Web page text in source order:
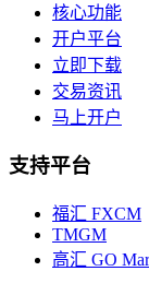
核心功能
开户平台
立即下载
交易资讯
马上开户
支持平台
福汇 FXCM
TMGM
高汇 GO